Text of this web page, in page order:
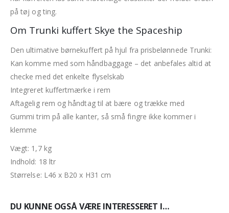
på tøj og ting.
Om Trunki kuffert Skye the Spaceship
Den ultimative børnekuffert på hjul fra prisbelønnede Trunki:
Kan komme med som håndbaggage – det anbefales altid at
checke med det enkelte flyselskab
Integreret kuffertmærke i rem
Aftagelig rem og håndtag til at bære og trække med
Gummi trim på alle kanter, så små fingre ikke kommer i
klemme
Vægt: 1,7 kg
Indhold: 18 ltr
Størrelse: L46 x B20 x H31 cm
DU KUNNE OGSÅ VÆRE INTERESSERET I…